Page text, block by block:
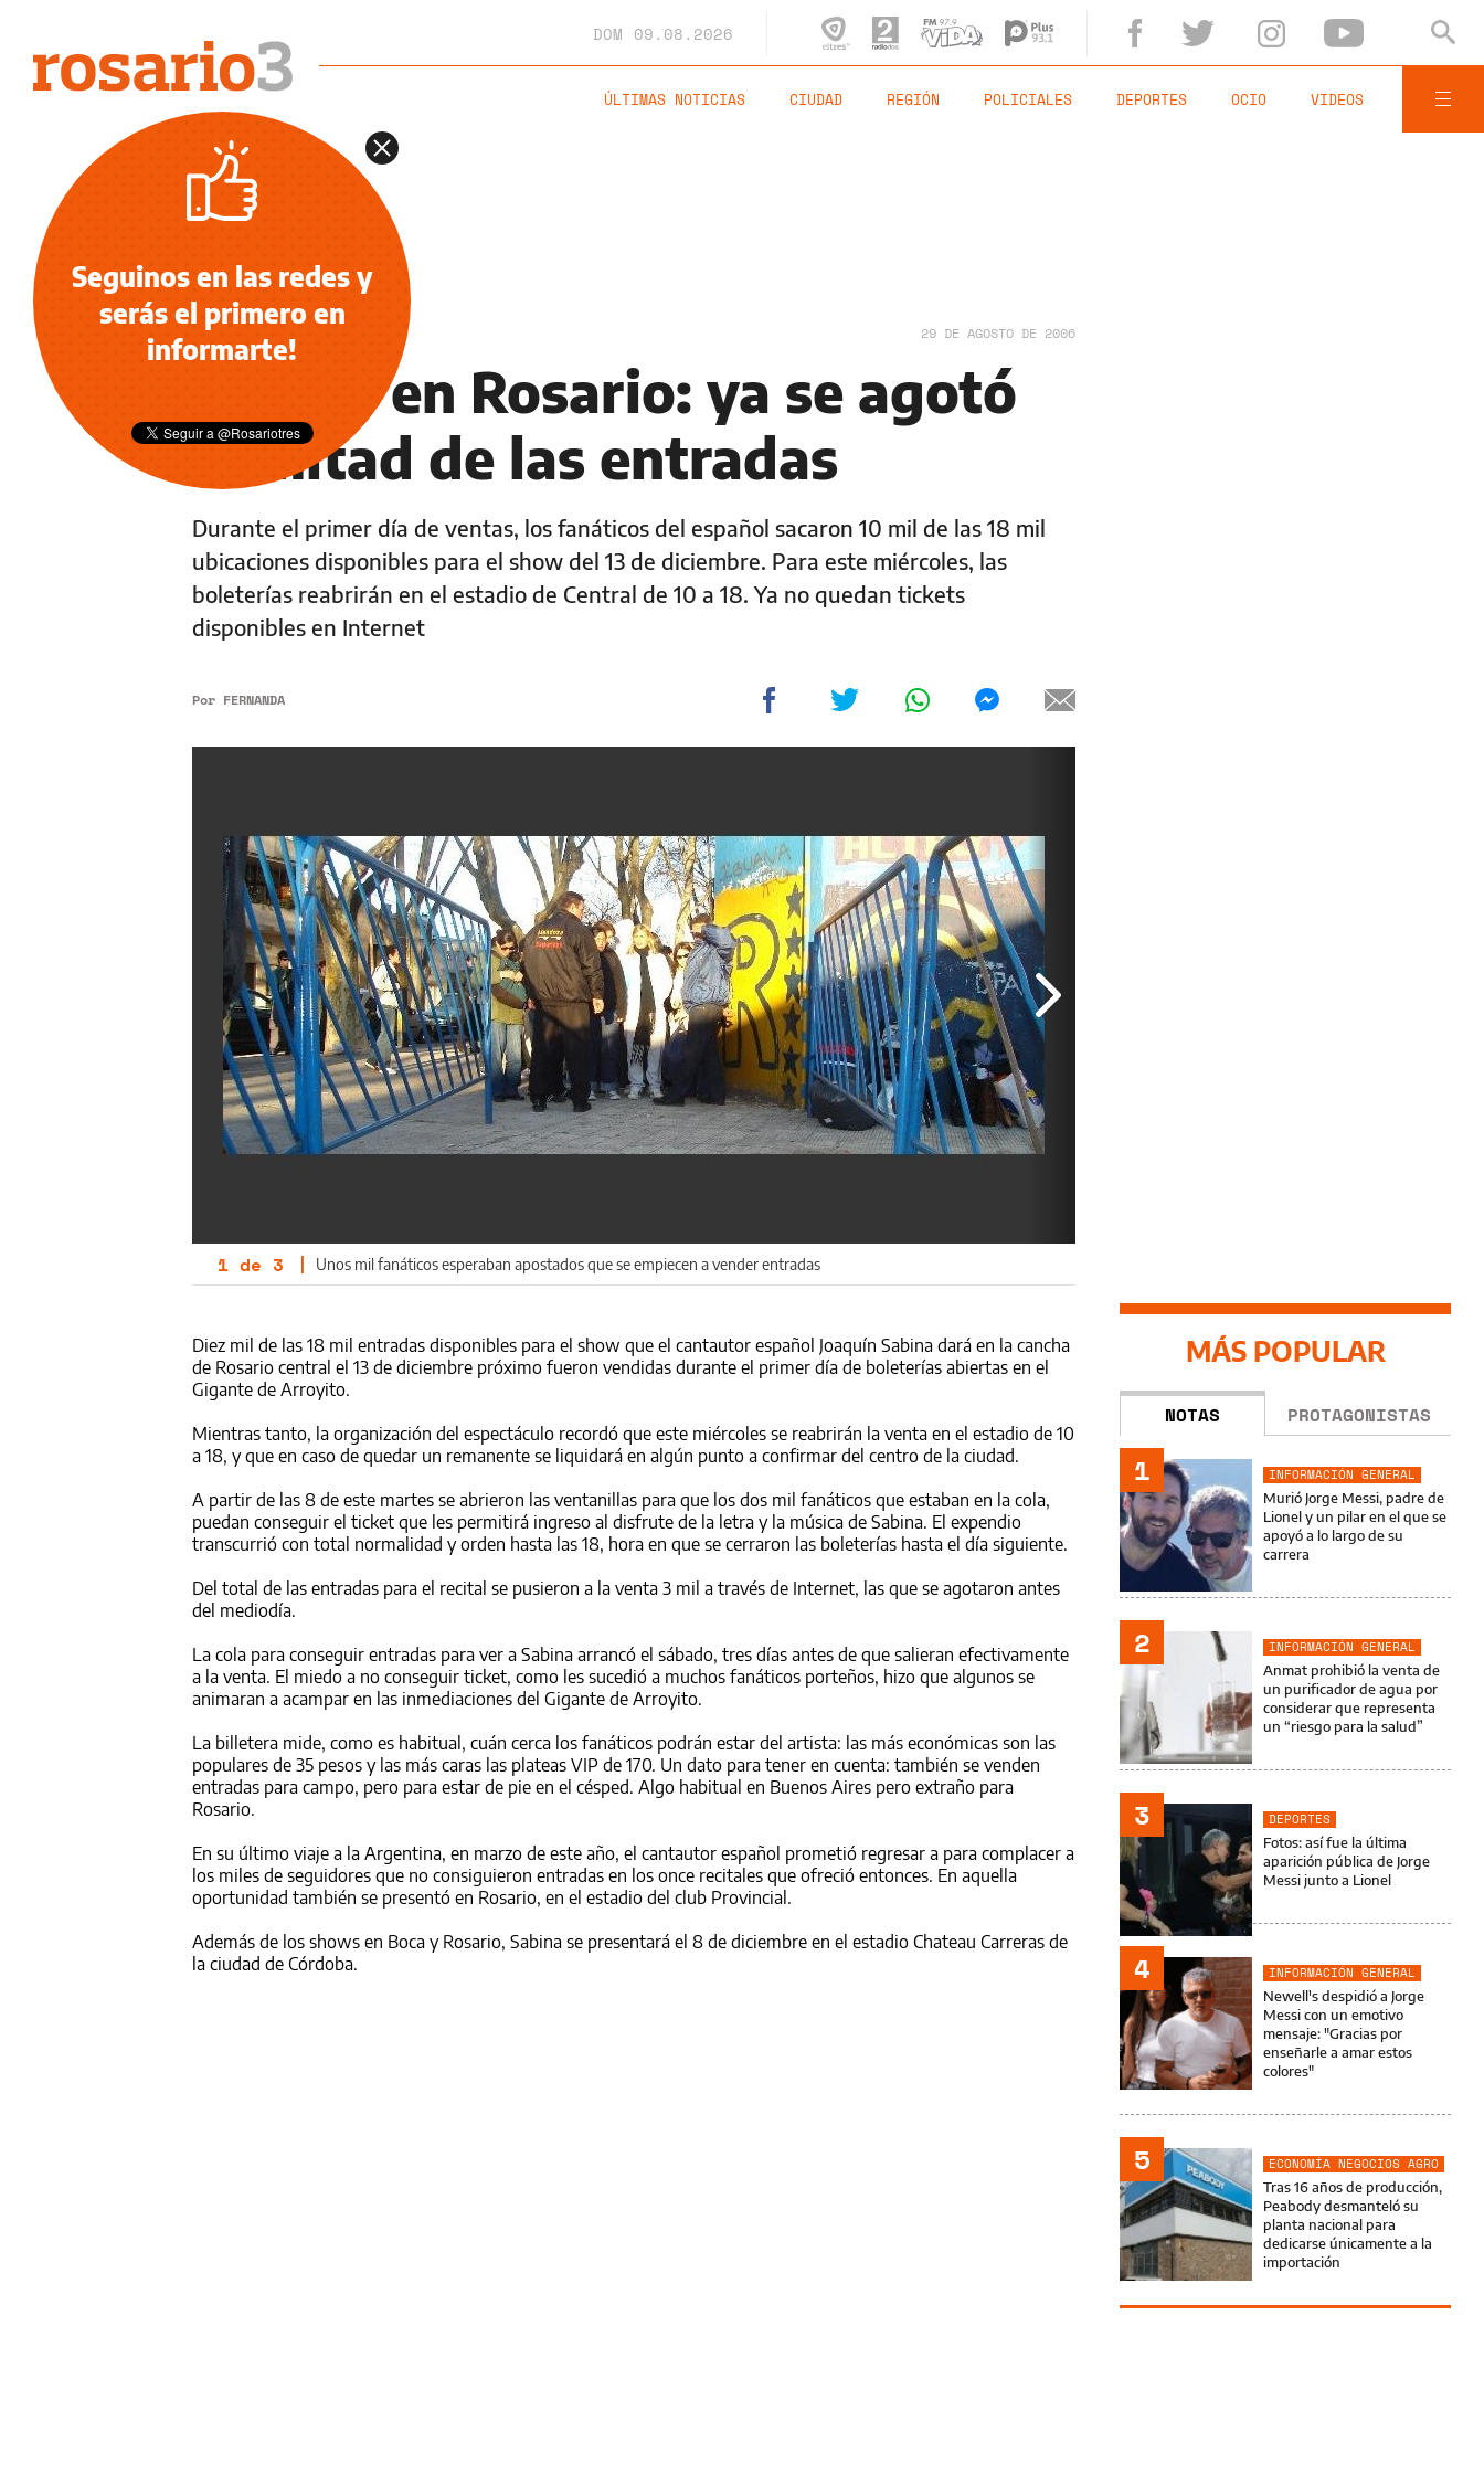
DOM 09.08.2026
ÚLTIMAS NOTICIAS CIUDAD REGIÓN POLICIALES DEPORTES OCIO VIDEOS
NOTICIAS 29 DE AGOSTO DE 2006
Sabina en Rosario: ya se agotó
la mitad de las entradas
Durante el primer día de ventas, los fanáticos del español sacaron 10 mil de las 18 mil
ubicaciones disponibles para el show del 13 de diciembre. Para este miércoles, las
boleterías reabrirán en el estadio de Central de 10 a 18. Ya no quedan tickets
disponibles en Internet
Por FERNANDA
1 de 3 | Unos mil fanáticos esperaban apostados que se empiecen a vender entradas
Diez mil de las 18 mil entradas disponibles para el show que el cantautor español Joaquín Sabina dará en la cancha
de Rosario central el 13 de diciembre próximo fueron vendidas durante el primer día de boleterías abiertas en el
Gigante de Arroyito.
Mientras tanto, la organización del espectáculo recordó que este miércoles se reabrirán la venta en el estadio de 10
a 18, y que en caso de quedar un remanente se liquidará en algún punto a confirmar del centro de la ciudad.
A partir de las 8 de este martes se abrieron las ventanillas para que los dos mil fanáticos que estaban en la cola,
puedan conseguir el ticket que les permitirá ingreso al disfrute de la letra y la música de Sabina. El expendio
transcurrió con total normalidad y orden hasta las 18, hora en que se cerraron las boleterías hasta el día siguiente.
Del total de las entradas para el recital se pusieron a la venta 3 mil a través de Internet, las que se agotaron antes
del mediodía.
La cola para conseguir entradas para ver a Sabina arrancó el sábado, tres días antes de que salieran efectivamente
a la venta. El miedo a no conseguir ticket, como les sucedió a muchos fanáticos porteños, hizo que algunos se
animaran a acampar en las inmediaciones del Gigante de Arroyito.
La billetera mide, como es habitual, cuán cerca los fanáticos podrán estar del artista: las más económicas son las
populares de 35 pesos y las más caras las plateas VIP de 170. Un dato para tener en cuenta: también se venden
entradas para campo, pero para estar de pie en el césped. Algo habitual en Buenos Aires pero extraño para
Rosario.
En su último viaje a la Argentina, en marzo de este año, el cantautor español prometió regresar a para complacer a
los miles de seguidores que no consiguieron entradas en los once recitales que ofreció entonces. En aquella
oportunidad también se presentó en Rosario, en el estadio del club Provincial.
Además de los shows en Boca y Rosario, Sabina se presentará el 8 de diciembre en el estadio Chateau Carreras de
la ciudad de Córdoba.
MÁS POPULAR
NOTAS PROTAGONISTAS
1
INFORMACIÓN GENERAL
Murió Jorge Messi, padre de
Lionel y un pilar en el que se
apoyó a lo largo de su
carrera
2
INFORMACIÓN GENERAL
Anmat prohibió la venta de
un purificador de agua por
considerar que representa
un “riesgo para la salud”
3
DEPORTES
Fotos: así fue la última
aparición pública de Jorge
Messi junto a Lionel
4
INFORMACIÓN GENERAL
Newell's despidió a Jorge
Messi con un emotivo
mensaje: "Gracias por
enseñarle a amar estos
colores"
5
ECONOMÍA NEGOCIOS AGRO
Tras 16 años de producción,
Peabody desmanteló su
planta nacional para
dedicarse únicamente a la
importación
Seguinos en las redes y
serás el primero en
informarte!